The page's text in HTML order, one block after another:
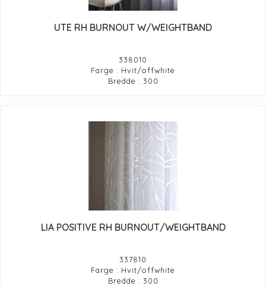
UTE RH BURNOUT W/WEIGHTBAND
338010
Farge : Hvit/offwhite
Bredde : 300
LIA POSITIVE RH BURNOUT/WEIGHTBAND
337810
Farge : Hvit/offwhite
Bredde : 300